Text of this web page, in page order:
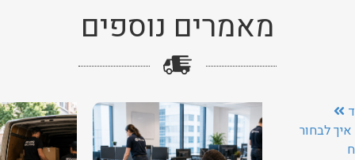
מאמרים נוספים
לבחור